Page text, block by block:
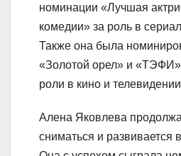
номинации «Лучшая
комедии» за роль в
Также она была
«Золотой орел» и «ТЭФИ»
роли в кино и
Алена Яковлева
сниматься и развивается